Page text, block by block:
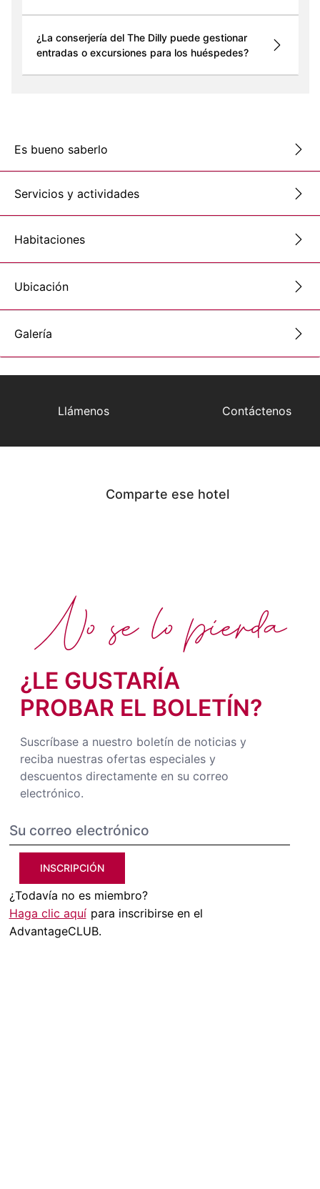
¿La conserjería del The Dilly puede gestionar
entradas o excursiones para los huéspedes?
Es bueno saberlo
Servicios y actividades
Habitaciones
Ubicación
Galería
Llámenos Contáctenos
Comparte ese hotel
¿LE GUSTARÍA
PROBAR EL BOLETÍN?
Suscríbase a nuestro boletín de noticias y
reciba nuestras ofertas especiales y
descuentos directamente en su correo
electrónico.
INSCRIPCIÓN
¿Todavía no es miembro?
Haga clic aquí para inscribirse en el
AdvantageCLUB.
No se lo pierda